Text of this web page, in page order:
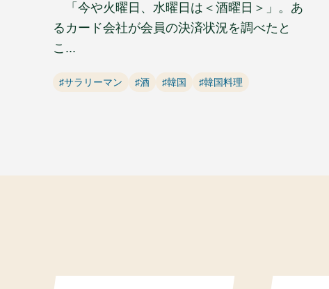
「今や火曜日、水曜日は＜酒曜日＞」。あ
るカード会社が会員の決済状況を調べたと
こ...
♯サラリーマン ♯酒 ♯韓国 ♯韓国料理